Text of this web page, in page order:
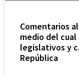
Comentarios
medio del
legislativos y
República